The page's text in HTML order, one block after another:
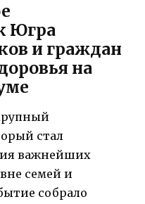
Югра
и граждан
на
стал
важнейших
семей и
собрало